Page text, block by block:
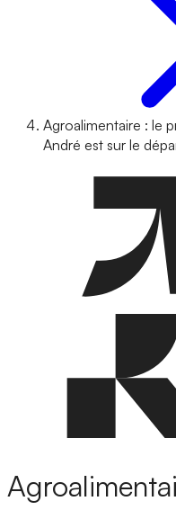
Agroalimentaire : le
André est sur le